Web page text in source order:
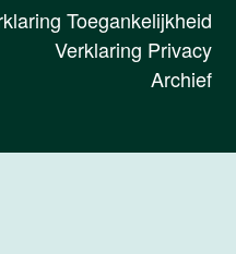
Toegankelijkheid
Verklaring Privacy
Archief